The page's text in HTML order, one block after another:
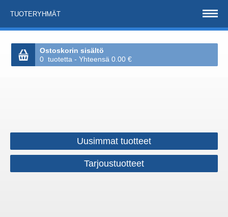
TUOTERYHMÄT
Ostoskorin sisältö
0 tuotetta - Yhteensä 0.00 €
Uusimmat tuotteet
Tarjoustuotteet